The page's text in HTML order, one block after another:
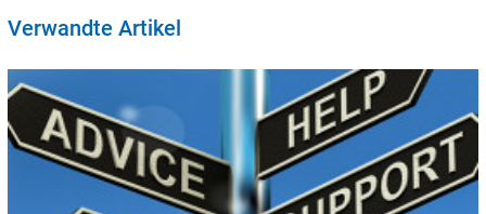
Verwandte Artikel